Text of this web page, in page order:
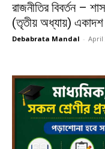
রাজনীতির বিবর্তন –
(তৃতীয় অধ্যায়) একাদশ
Debabrata Mandal - April